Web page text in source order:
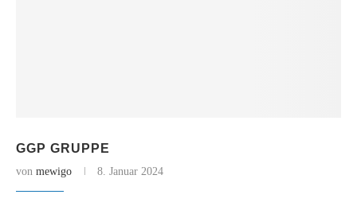
GGP GRUPPE
von mewigo 8. Januar 2024